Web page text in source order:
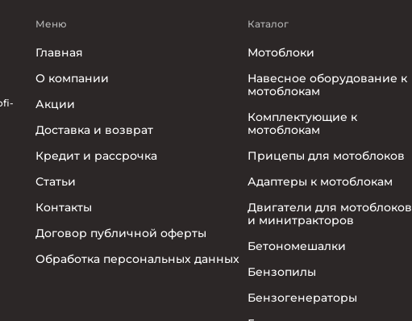
Меню
Главная
О компании
Акции
Доставка и возврат
Кредит и рассрочка
Статьи
Контакты
Договор публичной оферты
Обработка персональных данных
Каталог
Мотоблоки
Навесное оборудование к
мотоблокам
Комплектующие к
мотоблокам
Прицепы для мотоблоков
Адаптеры к мотоблокам
Двигатели для мотоблоков
и минитракторов
Бетономешалки
Бензопилы
Бензогенераторы